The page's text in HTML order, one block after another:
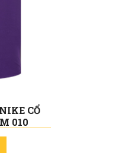
CỔ
010